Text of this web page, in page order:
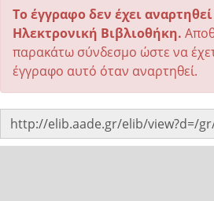
Το έγγραφο δεν έχει
Ηλεκτρονική Βιβλιοθήκη.
παρακάτω σύνδεσμο ώστε να
έγγραφο αυτό όταν αναρτηθεί.